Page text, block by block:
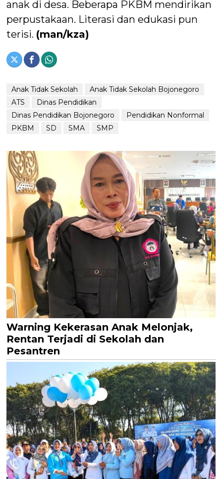
anak di desa. Beberapa PKBM mendirikan
perpustakaan. Literasi dan edukasi pun
terisi. (man/kza)
Anak Tidak Sekolah
Anak Tidak Sekolah Bojonegoro
ATS
Dinas Pendidikan
Dinas Pendidikan Bojonegoro
Pendidikan Nonformal
PKBM
SD SMA SMP
Warning Kekerasan Anak Melonjak,
Rentan Terjadi di Sekolah dan
Pesantren